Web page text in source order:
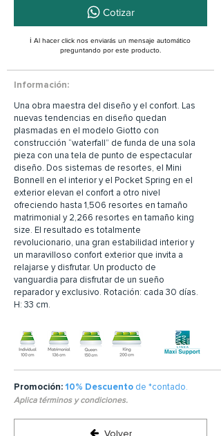
Cotizar
ℹ️ Al hacer click nos enviarás un mensaje automático
preguntando por este producto.
Información:
Una obra maestra del diseño y el confort. Las
nuevas tendencias en diseño quedan
plasmadas en el modelo Giotto con
construcción “waterfall” de funda de una sola
pieza con una tela de punto de espectacular
diseño. Dos sistemas de resortes, el Mini
Bonnell en el interior y el Pocket Spring en el
exterior elevan el confort a otro nivel
ofreciendo hasta 1,506 resortes en tamaño
matrimonial y 2,266 resortes en tamaño king
size. El resultado es totalmente
revolucionario, una gran estabilidad interior y
un maravilloso confort exterior que invita a
relajarse y disfrutar. Un producto de
vanguardia para disfrutar de un sueño
reparador y exclusivo. Rotación: cada 30 días.
H: 33 cm.
Promoción:10% Descuento de *contado.
Aplica términos y condiciones.
Volver